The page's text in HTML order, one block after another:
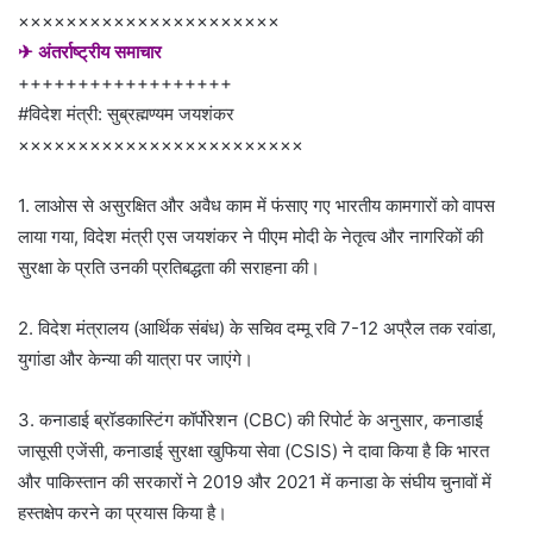
××××××××××××××××××××××
✈ अंतर्राष्ट्रीय समाचार
++++++++++++++++++
#विदेश मंत्री: सुब्रह्मण्यम जयशंकर
××××××××××××××××××××××××
1. लाओस से असुरक्षित और अवैध काम में फंसाए गए भारतीय कामगारों को वापस
लाया गया, विदेश मंत्री एस जयशंकर ने पीएम मोदी के नेतृत्व और नागरिकों की
सुरक्षा के प्रति उनकी प्रतिबद्धता की सराहना की।
2. विदेश मंत्रालय (आर्थिक संबंध) के सचिव दम्मू रवि 7-12 अप्रैल तक रवांडा,
युगांडा और केन्या की यात्रा पर जाएंगे।
3. कनाडाई ब्रॉडकास्टिंग कॉर्पोरेशन (CBC) की रिपोर्ट के अनुसार, कनाडाई
जासूसी एजेंसी, कनाडाई सुरक्षा खुफिया सेवा (CSIS) ने दावा किया है कि भारत
और पाकिस्तान की सरकारों ने 2019 और 2021 में कनाडा के संघीय चुनावों में
हस्तक्षेप करने का प्रयास किया है।